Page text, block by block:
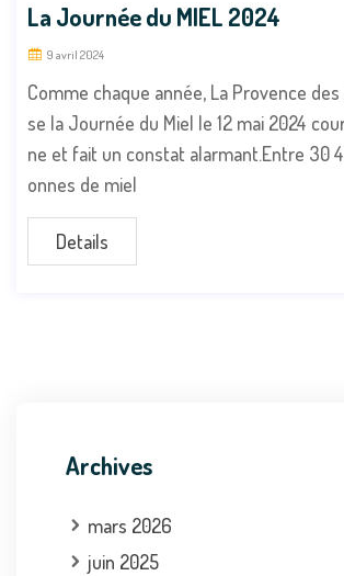
La Journée du MIEL 2024
9 avril 2024
Comme chaque année, La Provence
se la Journée du Miel le 12 mai 2024
ne et fait un constat alarmant.Entre 30
onnes de miel
Details
Archives
mars 2026
juin 2025